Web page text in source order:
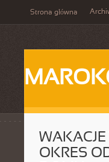
Strona główna
OKRES